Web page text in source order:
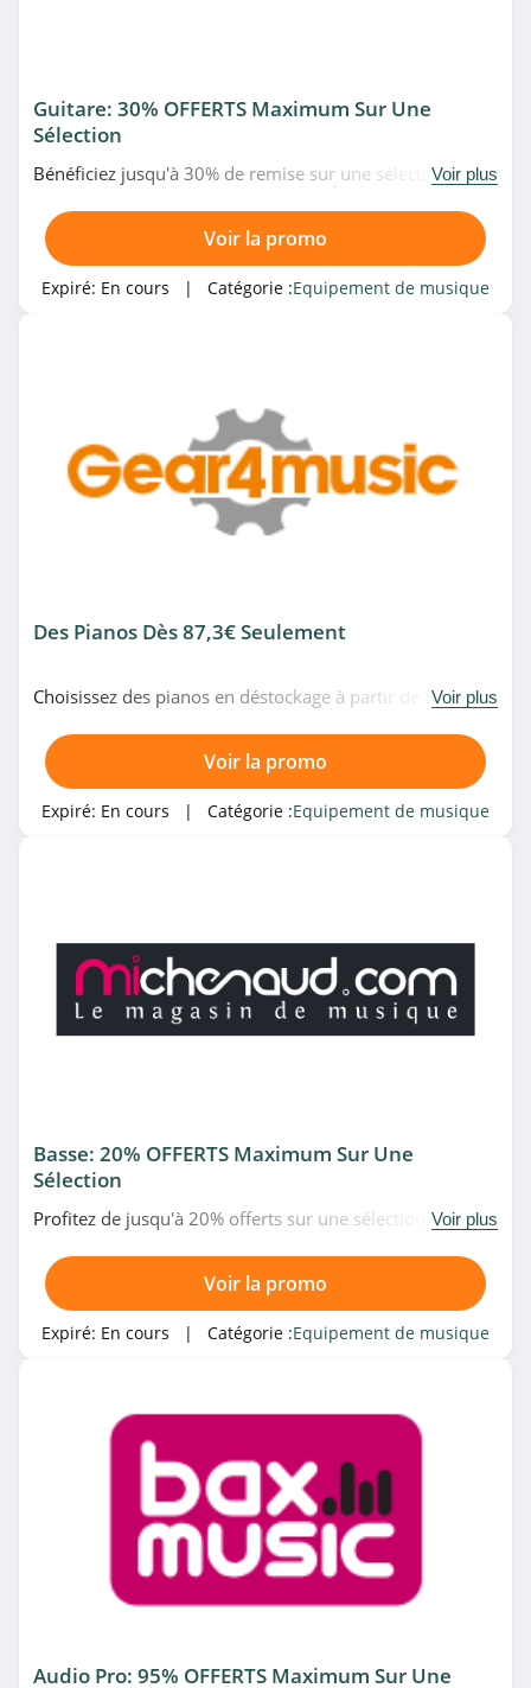
Guitare: 30% OFFERTS Maximum Sur Une
Sélection
Bénéficiez jusqu'à 30% de remise sur une sélection de
Voir plus
Voir la promo
Expiré: En cours | Catégorie :Equipement de musique
Des Pianos Dès 87,3€ Seulement
Choisissez des pianos en déstockage à partir de 87,3€
Voir plus
Voir la promo
Expiré: En cours | Catégorie :Equipement de musique
Basse: 20% OFFERTS Maximum Sur Une
Sélection
Profitez de jusqu'à 20% offerts sur une sélection deVoir plus
Voir la promo
Expiré: En cours | Catégorie :Equipement de musique
Audio Pro: 95% OFFERTS Maximum Sur Une